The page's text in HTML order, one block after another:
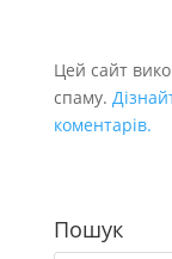
Цей сайт
спаму.
коментарів.
Пошук